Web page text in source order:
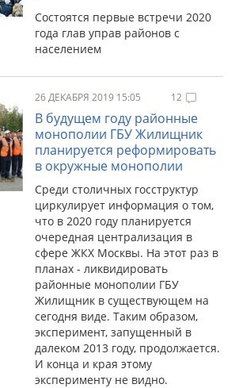
Состоятся первые встречи 2020
года глав управ районов с
населением
26 ДЕКАБРЯ 2019 15:05 12
В будущем году районные
монополии ГБУ Жилищник
планируется реформировать
в окружные монополии
Среди столичных госструктур
циркулирует информация о том,
что в 2020 году планируется
очередная централизация в
сфере ЖКХ Москвы. На этот раз в
планах - ликвидировать
районные монополии ГБУ
Жилищник в существующем на
сегодня виде. Таким образом,
эксперимент, запущенный в
далеком 2013 году, продолжается.
И конца и края этому
эксперименту не видно.